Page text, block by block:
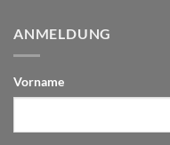
ANMELDUNG
Vorname